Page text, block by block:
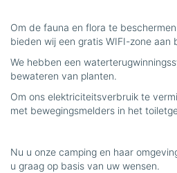
Om de fauna en flora te
bieden wij een gratis WIFI-zone aan
We hebben een
bewateren van planten.
Om ons elektriciteitsverbruik te
met bewegingsmelders in het
Nu u onze camping en haar
u graag op basis van uw wensen.